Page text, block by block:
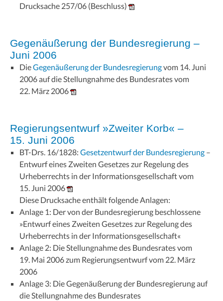
Drucksache 257/06 (Beschluss)
Gegenäußerung der Bundesregierung –
Juni 2006
DieGegenäußerung der Bundesregierungvom 14. Juni
2006 auf die Stellungnahme des Bundesrates vom
22. März 2006
Regierungsentwurf »Zweiter Korb« –
15. Juni 2006
BT-Drs. 16/1828:Gesetzentwurf der Bundesregierung –
Entwurf eines Zweiten Gesetzes zur Regelung des
Urheberrechts in der Informationsgesellschaft vom
15. Juni 2006
Diese Drucksache enthält folgende Anlagen:
Anlage 1: Der von der Bundesregierung beschlossene
»Entwurf eines Zweiten Gesetzes zur Regelung des
Urheberrechts in der Informationsgesellschaft«
Anlage 2: Die Stellungnahme des Bundesrates vom
19. Mai 2006 zum Regierungsentwurf vom 22. März
2006
Anlage 3: Die Gegenäußerung der Bundesregierung auf
die Stellungnahme des Bundesrates